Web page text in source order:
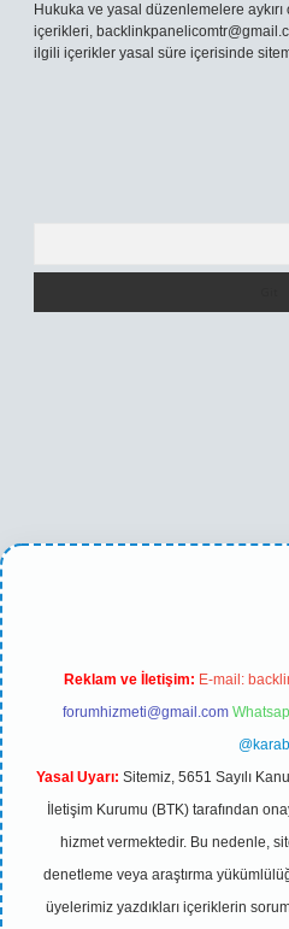
Hukuka ve yasal düzenlemelere
içerikleri,
ilgili içerikler yasal süre içerisinde
betexper yeni giriş
Reklam ve İletişim: E-mail:
forumhizmeti@gmail.com
Yasal Uyarı: Sitemiz, 5651 Sayılı
İletişim Kurumu (BTK) tarafından
hizmet vermektedir. Bu nedenle,
denetleme veya araştırma
üyelerimiz yazdıkları içeriklerin